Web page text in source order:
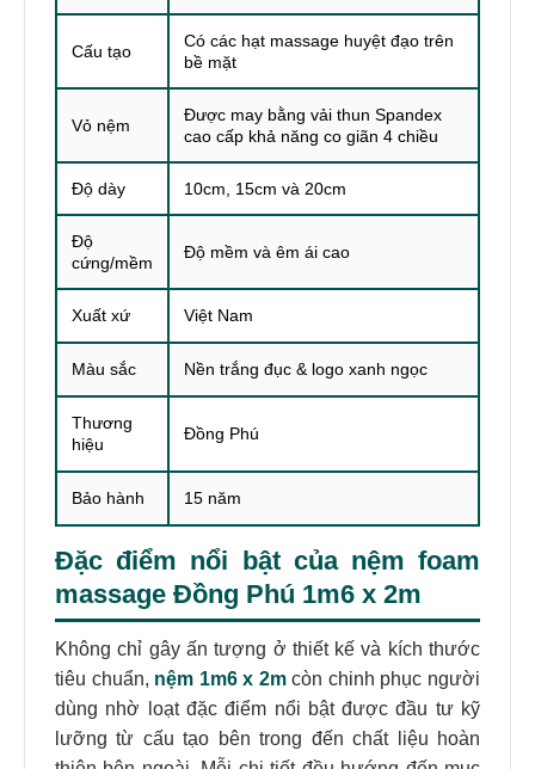
Cấu tạo
Có các hạt massage huyệt đạo trên
bề mặt
Vỏ nệm
Được may bằng vải thun Spandex
cao cấp khả năng co giãn 4 chiều
Độ dày 10cm, 15cm và 20cm
Độ
cứng/mềm
Độ mềm và êm ái cao
Xuất xứ Việt Nam
Màu sắc Nền trắng đục & logo xanh ngọc
Thương
hiệu
Đồng Phú
Bảo hành 15 năm
Đặc điểm nổi bật của nệm foam
massage Đồng Phú 1m6 x 2m
Không chỉ gây ấn tượng ở thiết kế và kích thước
tiêu chuẩn, nệm 1m6 x 2mcòn chinh phục người
dùng nhờ loạt đặc điểm nổi bật được đầu tư kỹ
lưỡng từ cấu tạo bên trong đến chất liệu hoàn